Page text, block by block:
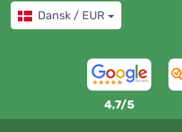
Dansk / EUR
4,7/5